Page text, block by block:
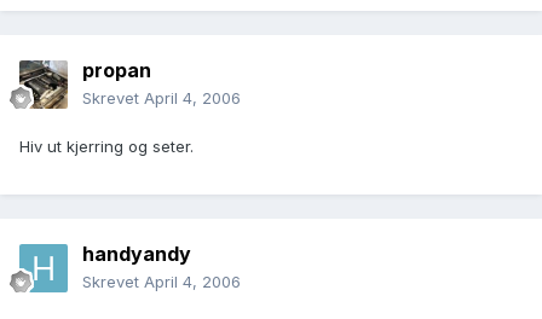
propan
Skrevet April 4, 2006
Hiv ut kjerring og seter.
handyandy
Skrevet April 4, 2006